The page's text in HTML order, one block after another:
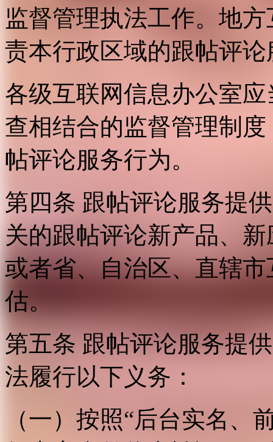
监督管理执法工作。地
责本行政区域的跟帖评
各级互联网信息办公室
查相结合的监督管理制
帖评论服务行为。
第四条 跟帖评论服务提
关的跟帖评论新产品、
或者省、自治区、直辖
估。
第五条 跟帖评论服务提
法履行以下义务：
（一）按照“后台实名、